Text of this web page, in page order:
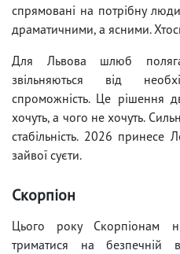
спрямовані на потрібну
драматичними, а ясними.
Для Львова шлюб
звільняються від
спроможність. Це рішення
хочуть, а чого не хочуть.
стабільність. 2026
зайвої суєти.
Скорпіон
Цього року Скорпіонам
триматися на безпечній